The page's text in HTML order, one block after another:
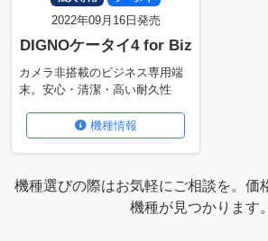
2022年09月16日発売
DIGNOケータイ4 for Biz
カメラ非搭載のビジネス専用端
末。安心・清潔・高い耐久性
機種情報
機種選びの際はお気軽にご相談を。価
機種が見つかります。